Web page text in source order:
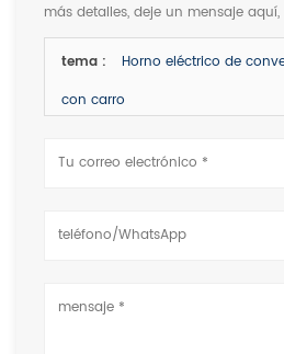
más detalles, deje un mensaje
antes posible.
tema :
Horno eléctrico de
con carro